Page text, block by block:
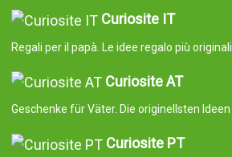
Curiosite IT
Regali per il papà. Le idee regalo più originali
Curiosite AT
Geschenke für Väter. Die originellsten Ideen
Curiosite PT